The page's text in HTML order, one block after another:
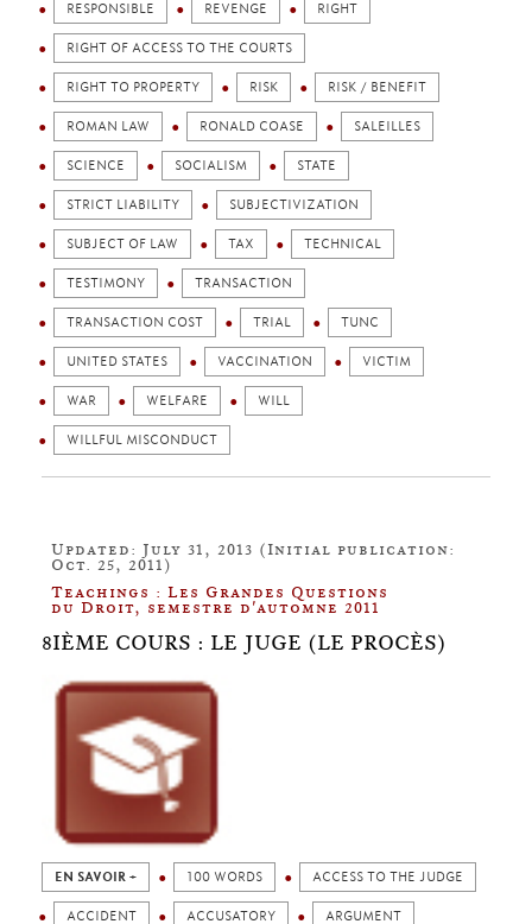
RESPONSIBLE REVENGE RIGHT
RIGHT OF ACCESS TO THE COURTS
RIGHT TO PROPERTY RISK RISK / BENEFIT
ROMAN LAW RONALD COASE SALEILLES
SCIENCE SOCIALISM STATE
STRICT LIABILITY SUBJECTIVIZATION
SUBJECT OF LAW TAX TECHNICAL
TESTIMONY TRANSACTION
TRANSACTION COST TRIAL TUNC
UNITED STATES VACCINATION VICTIM
WAR WELFARE WILL
WILLFUL MISCONDUCT
Updated: July 31, 2013 (Initial publication:
Oct. 25, 2011)
Teachings : Les Grandes Questions
du Droit, semestre d'automne 2011
8IÈME COURS : LE JUGE (LE PROCÈS)
EN SAVOIR + 100 WORDS ACCESS TO THE JUDGE
ACCIDENT ACCUSATORY ARGUMENT